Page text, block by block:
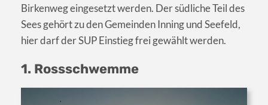
Birkenweg eingesetzt werden. Der südliche Teil des
Sees gehört zu den Gemeinden Inning und Seefeld,
hier darf der SUP Einstieg frei gewählt werden.
1. Rossschwemme